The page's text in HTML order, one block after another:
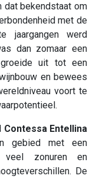
dat bekendstaat om
met de
jaargangen werd
dan zomaar een
uit tot een
en bewees
voort te
Contessa Entellina
gebied met een
veel zonuren en
De